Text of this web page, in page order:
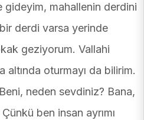
gideyim, mahallenin derdini
derdi varsa yerinde
geziyorum. Vallahi
altında oturmayı da bilirim.
neden sevdiniz? Bana,
ben insan ayrımı